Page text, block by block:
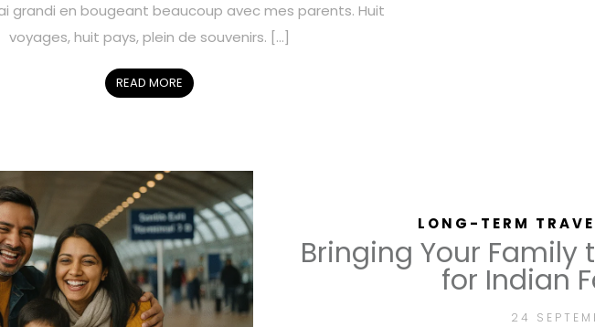
grandi en bougeant beaucoup avec mes parents. Huit
voyages, huit pays, plein de souvenirs. […]
READ MORE
LONG-TERM
Bringing Your Family
for Indian
24